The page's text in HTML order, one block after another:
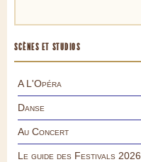
SCÈNES ET STUDIOS
A L'Opéra
Danse
Au Concert
Le guide des Festivals 2026